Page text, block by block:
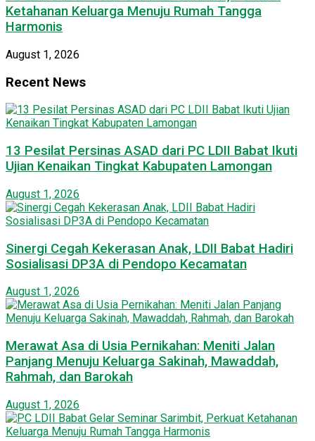
Ketahanan Keluarga Menuju Rumah Tangga
Harmonis
August 1, 2026
Recent News
13 Pesilat Persinas ASAD dari PC LDII Babat Ikuti
Ujian Kenaikan Tingkat Kabupaten Lamongan
August 1, 2026
Sinergi Cegah Kekerasan Anak, LDII Babat Hadiri
Sosialisasi DP3A di Pendopo Kecamatan
August 1, 2026
Merawat Asa di Usia Pernikahan: Meniti Jalan
Panjang Menuju Keluarga Sakinah, Mawaddah,
Rahmah, dan Barokah
August 1, 2026